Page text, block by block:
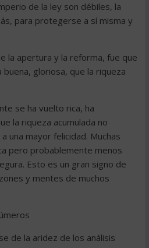
de la ley son débiles, la
para protegerse a sí misma y
la apertura y la reforma, fue que
buena, gloriosa, que la riqueza
se ha vuelto rica, ha
la riqueza acumulada no
una mayor felicidad. Muchas
pero probablemente menos
Esto es un gran signo de
y mentes de muchos
de la aridez de los análisis